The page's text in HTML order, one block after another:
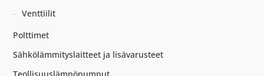
Venttiilit
Polttimet
Sähkölämmityslaitteet ja lisävarusteet